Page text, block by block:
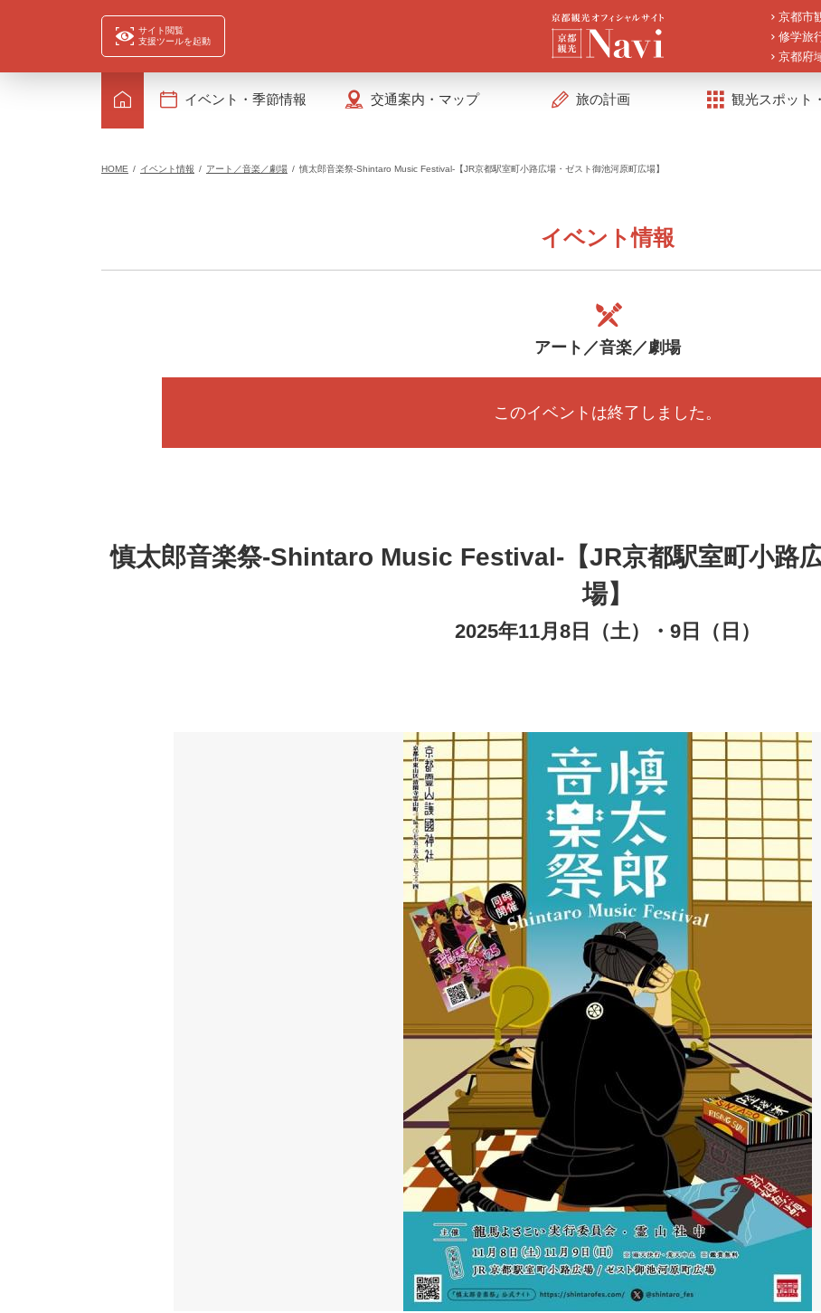
サイト閲覧
支援ツールを起動
京都市
修学旅
京都府
イベント・季節情報 交通案内・マップ 旅の計画 観光スポット
HOME イベント情報 アート／音楽／劇場 慎太郎音楽祭-Shintaro Music Festival-【JR京都駅室町小路広場・ゼスト御池河原町広場】
イベント情報
アート／音楽／劇場
このイベントは終了しました。
慎太郎音楽祭-Shintaro Music Festival-【JR京都駅室町小路
場】
2025年11月8日（土）・9日（日）